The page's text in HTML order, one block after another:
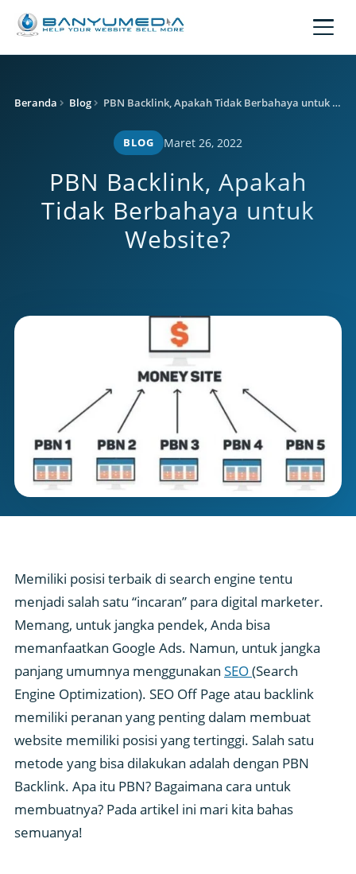
Beranda Blog PBN Backlink, Apakah Tidak Berbahaya untuk Website?
BLOG Maret 26, 2022
PBN Backlink, Apakah
Tidak Berbahaya untuk
Website?
Memiliki posisi terbaik di search engine tentu
menjadi salah satu “incaran” para digital marketer.
Memang, untuk jangka pendek, Anda bisa
memanfaatkan Google Ads. Namun, untuk jangka
panjang umumnya menggunakan SEO(Search
Engine Optimization). SEO Off Page atau backlink
memiliki peranan yang penting dalam membuat
website memiliki posisi yang tertinggi. Salah satu
metode yang bisa dilakukan adalah dengan PBN
Backlink. Apa itu PBN? Bagaimana cara untuk
membuatnya? Pada artikel ini mari kita bahas
semuanya!